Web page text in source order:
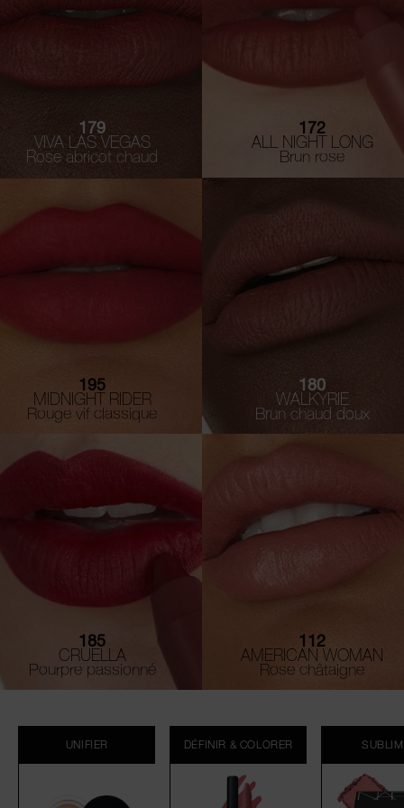
179
VIVA LAS VEGAS
Rose abricot chaud
172
ALL NIGHT LONG
Brun rose
195
MIDNIGHT RIDER
Rouge vif classique
180
WALKYRIE
Brun chaud doux
185
CRUELLA
Pourpre passionné
112
AMERICAN WOMAN
Rose châtaigne
UNIFIER DÉFINIR & COLORER